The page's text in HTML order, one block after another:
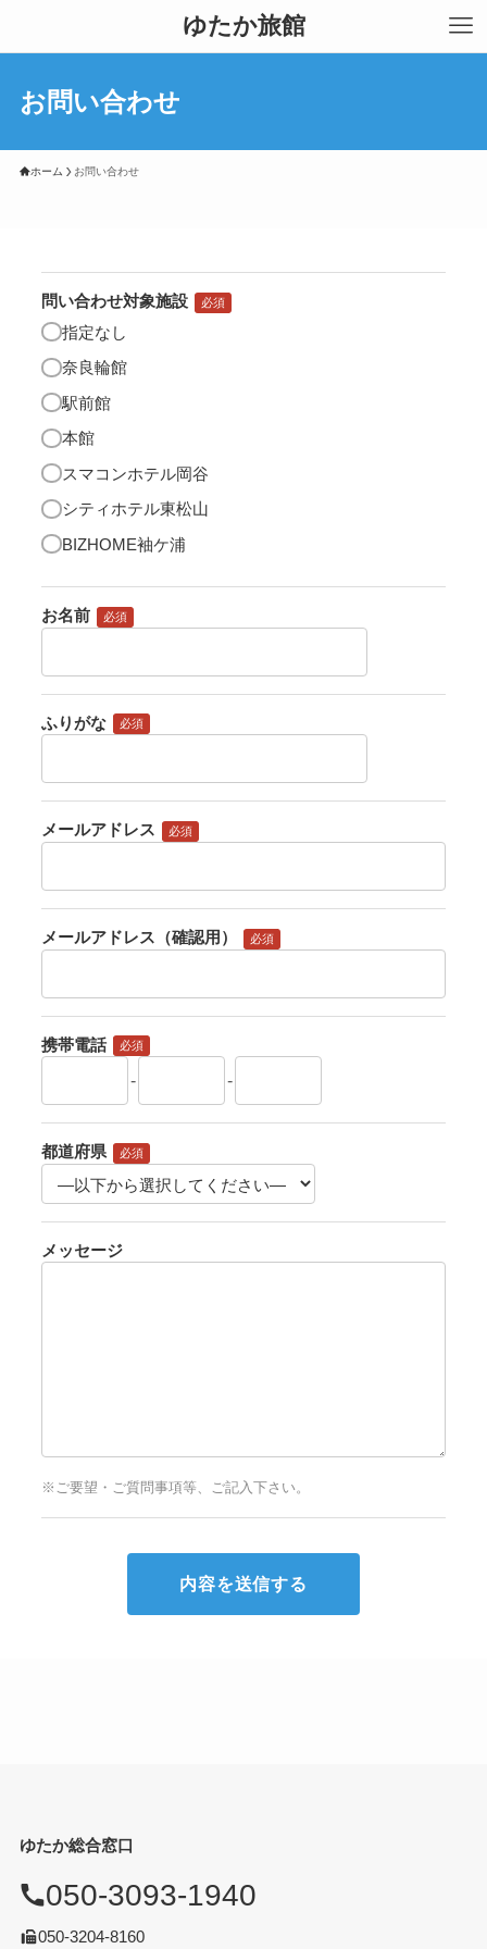
ゆたか旅館
お問い合わせ
ホーム お問い合わせ
問い合わせ対象施設 必須
指定なし
奈良輪館
駅前館
本館
スマコンホテル岡谷
シティホテル東松山
BIZHOME袖ケ浦
お名前 必須
ふりがな 必須
メールアドレス 必須
メールアドレス（確認用） 必須
携帯電話 必須
- -
都道府県 必須
メッセージ
※ご要望・ご質問事項等、ご記入下さい。
ゆたか総合窓口
050-3093-1940
050-3204-8160